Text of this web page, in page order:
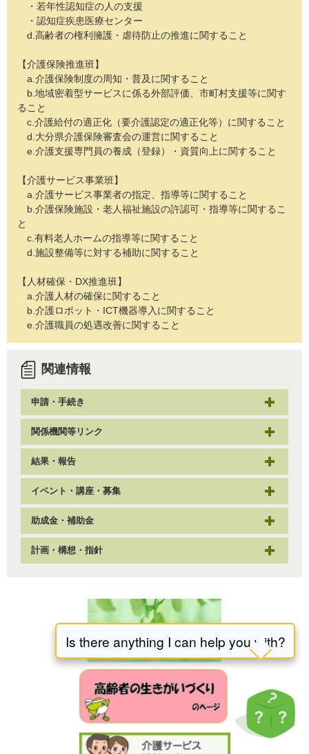
・若年性認知症の人の支援
・認知症疾患医療センター
d.高齢者の権利擁護・虐待防止の推進に関すること
【介護保険推進班】
a.介護保険制度の周知・普及に関すること
b.地域密着型サービスに係る外部評価、市町村支援等に関す
ること
c.介護給付の適正化（要介護認定の適正化等）に関すること
d.大分県介護保険審査会の運営に関すること
e.介護支援専門員の養成（登録）・資質向上に関すること
【介護サービス事業班】
a.介護サービス事業者の指定、指導等に関すること
b.介護保険施設・老人福祉施設の許認可・指導等に関するこ
と
c.有料老人ホームの指導等に関すること
d.施設整備等に対する補助に関すること
【人材確保・DX推進班】
a.介護人材の確保に関すること
b.介護ロボット・ICT機器導入に関すること
e.介護職員の処遇改善に関すること
関連情報
申請・手続き
関係機関等リンク
結果・報告
イベント・講座・募集
助成金・補助金
計画・構想・指針